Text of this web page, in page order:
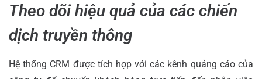
Theo dõi hiệu quả của các chiến
dịch truyền thông
Hệ thống CRM được tích hợp với các kênh quảng cáo của